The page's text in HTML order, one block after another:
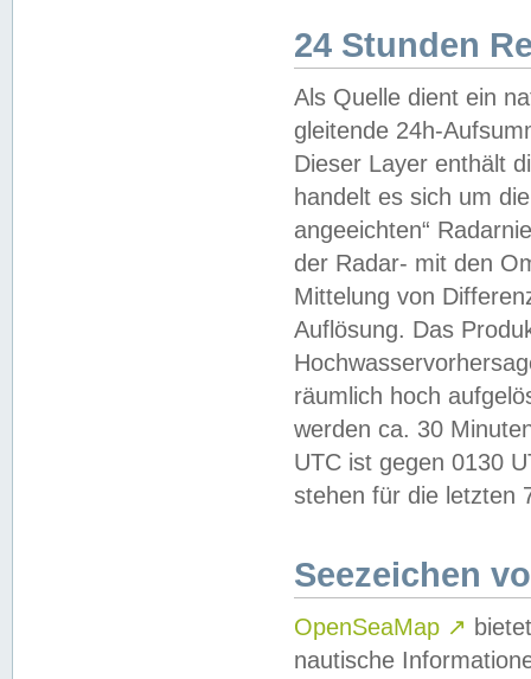
24 Stunden
Als Quelle dient ein
gleitende 24h-
Dieser Layer enthält
handelt es sich um
angeeichten“
der Radar- mit den
Mittelung von
Auflösung. Das
räumlich hoch
werden ca. 30
UTC ist gegen 0130
stehen für die letzten
Seezeichen
OpenSeaMap ↗
nautische